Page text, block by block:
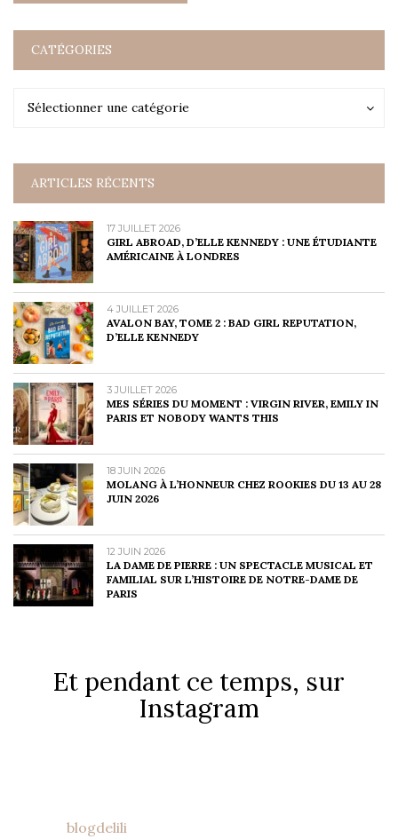
CATÉGORIES
Sélectionner une catégorie
Catégories
ARTICLES RÉCENTS
17 JUILLET 2026
GIRL ABROAD, D’ELLE KENNEDY : UNE ÉTUDIANTE
AMÉRICAINE À LONDRES
4 JUILLET 2026
AVALON BAY, TOME 2 : BAD GIRL REPUTATION,
D’ELLE KENNEDY
3 JUILLET 2026
MES SÉRIES DU MOMENT : VIRGIN RIVER, EMILY IN
PARIS ET NOBODY WANTS THIS
18 JUIN 2026
MOLANG À L’HONNEUR CHEZ ROOKIES DU 13 AU 28
JUIN 2026
12 JUIN 2026
LA DAME DE PIERRE : UN SPECTACLE MUSICAL ET
FAMILIAL SUR L’HISTOIRE DE NOTRE-DAME DE
PARIS
Et pendant ce temps, sur
Instagram
blogdelili